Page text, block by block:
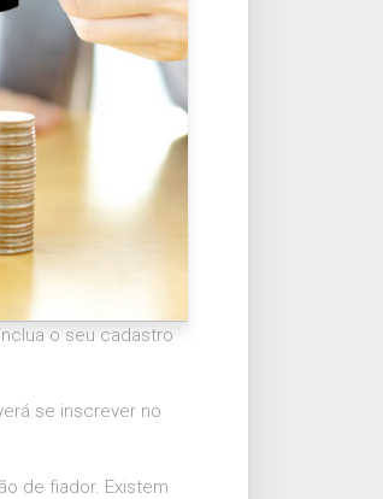
o seu cadastro
se inscrever no
de fiador. Existem